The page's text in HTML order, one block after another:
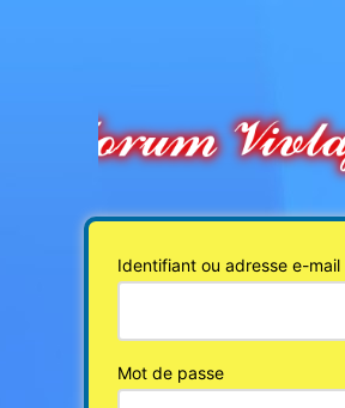
Identifiant ou adresse e-mail
Mot de passe